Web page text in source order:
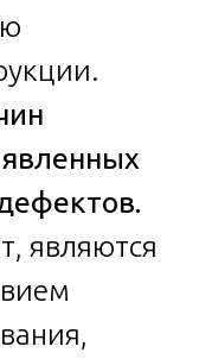
являются